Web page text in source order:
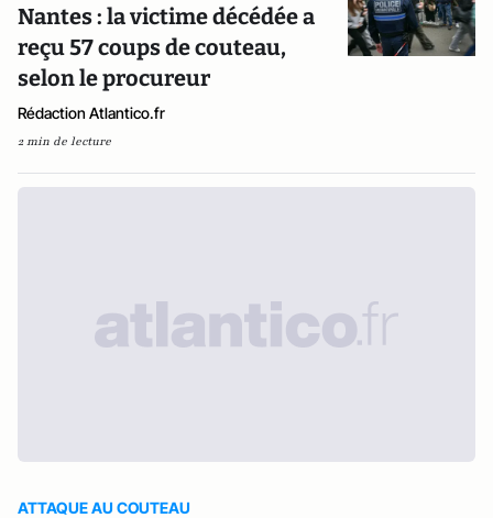
Nantes : la victime décédée a
reçu 57 coups de couteau,
selon le procureur
Rédaction Atlantico.fr
2 min de lecture
ATTAQUE AU COUTEAU